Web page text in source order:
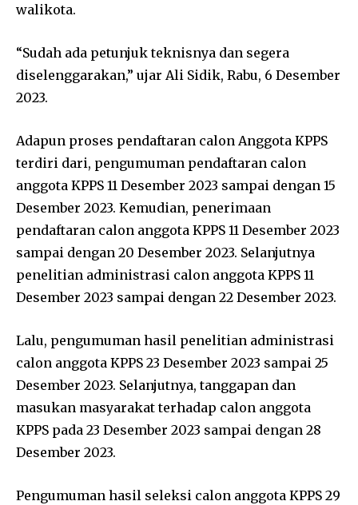
walikota.
“Sudah ada petunjuk teknisnya dan segera
diselenggarakan,” ujar Ali Sidik, Rabu, 6 Desember
2023.
Adapun proses pendaftaran calon Anggota KPPS
terdiri dari, pengumuman pendaftaran calon
anggota KPPS 11 Desember 2023 sampai dengan 15
Desember 2023. Kemudian, penerimaan
pendaftaran calon anggota KPPS 11 Desember 2023
sampai dengan 20 Desember 2023. Selanjutnya
penelitian administrasi calon anggota KPPS 11
Desember 2023 sampai dengan 22 Desember 2023.
Lalu, pengumuman hasil penelitian administrasi
calon anggota KPPS 23 Desember 2023 sampai 25
Desember 2023. Selanjutnya, tanggapan dan
masukan masyarakat terhadap calon anggota
KPPS pada 23 Desember 2023 sampai dengan 28
Desember 2023.
Pengumuman hasil seleksi calon anggota KPPS 29